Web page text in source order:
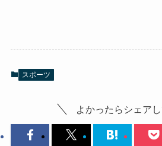
スポーツ
よかったらシェアし